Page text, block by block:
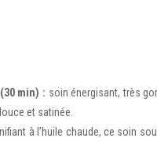
min) : soin énergisant, très
et satinée.
à l’huile chaude, ce soin